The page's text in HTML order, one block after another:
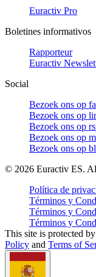
Euractiv Pro
Boletines informativos
Rapporteur
Euractiv
Social
Bezoek ons op
Bezoek ons op
Bezoek ons op
Bezoek ons op
Bezoek ons op
© 2026 Euractiv ES.
Política de
Términos y
Términos y
Términos y
This site is protected
Policy and Terms of